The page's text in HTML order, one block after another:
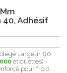
Adhésif
Largeur 60
étiquettes) -
pour froid